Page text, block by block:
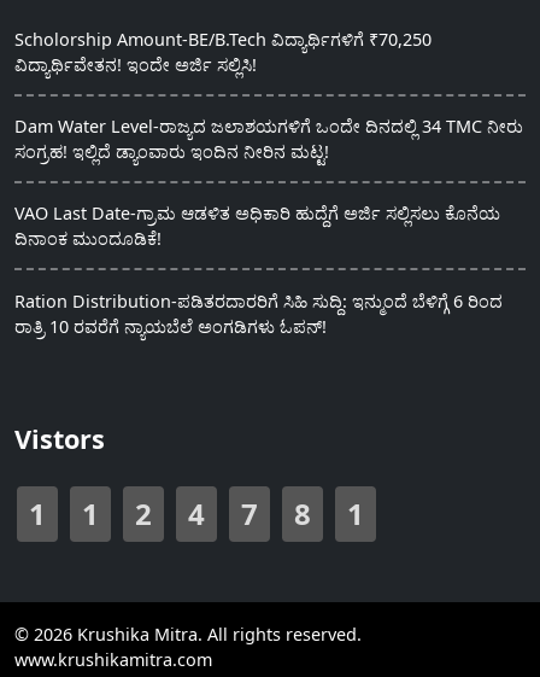
Scholorship Amount-BE/B.Tech ವಿದ್ಯಾರ್ಥಿಗಳಿಗೆ ₹70,250
ವಿದ್ಯಾರ್ಥಿವೇತನ! ಇಂದೇ ಅರ್ಜಿ ಸಲ್ಲಿಸಿ!
Dam Water Level-ರಾಜ್ಯದ ಜಲಾಶಯಗಳಿಗೆ ಒಂದೇ ದಿನದಲ್ಲಿ 34 TMC ನೀರು
ಸಂಗ್ರಹ! ಇಲ್ಲಿದೆ ಡ್ಯಾಂವಾರು ಇಂದಿನ ನೀರಿನ ಮಟ್ಟ!
VAO Last Date-ಗ್ರಾಮ ಆಡಳಿತ ಅಧಿಕಾರಿ ಹುದ್ದೆಗೆ ಅರ್ಜಿ ಸಲ್ಲಿಸಲು ಕೊನೆಯ
ದಿನಾಂಕ ಮುಂದೂಡಿಕೆ!
Ration Distribution-ಪಡಿತರದಾರರಿಗೆ ಸಿಹಿ ಸುದ್ದಿ: ಇನ್ಮುಂದೆ ಬೆಳಿಗ್ಗೆ 6 ರಿಂದ
ರಾತ್ರಿ 10 ರವರೆಗೆ ನ್ಯಾಯಬೆಲೆ ಅಂಗಡಿಗಳು ಓಪನ್!
Vistors
1 1 2 4 7 8 1
© 2026 Krushika Mitra. All rights reserved.
www.krushikamitra.com